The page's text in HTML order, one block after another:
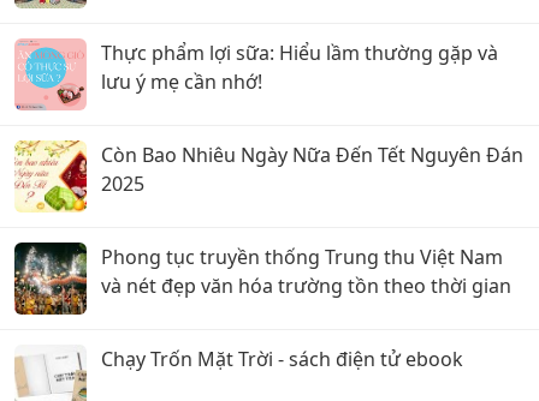
Thực phẩm lợi sữa: Hiểu lầm thường gặp và
lưu ý mẹ cần nhớ!
Còn Bao Nhiêu Ngày Nữa Đến Tết Nguyên Đán
2025
Phong tục truyền thống Trung thu Việt Nam
và nét đẹp văn hóa trường tồn theo thời gian
Chạy Trốn Mặt Trời - sách điện tử ebook